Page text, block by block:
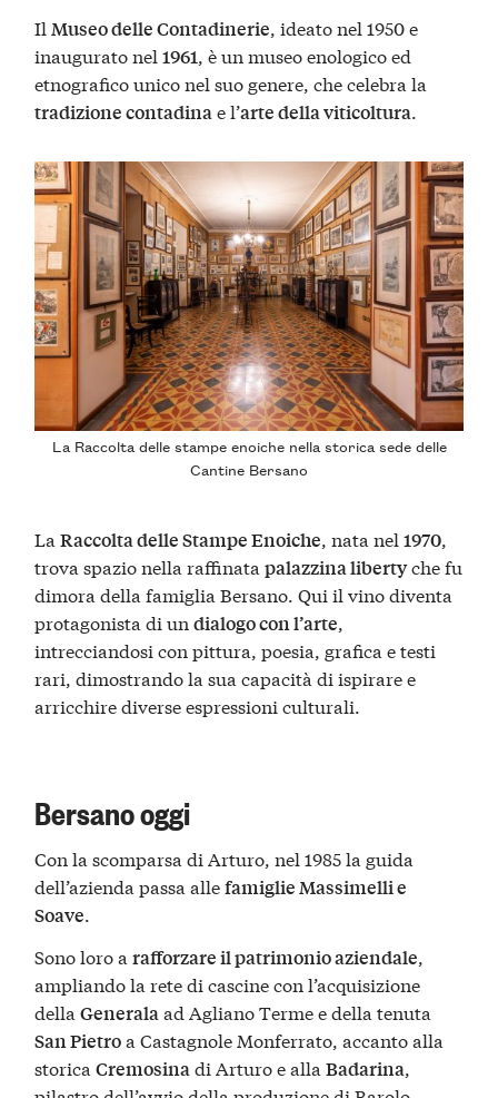
Il Museo delle Contadinerie, ideato nel 1950 e
inaugurato nel1961, è un museo enologico ed
etnografico unico nel suo genere, che celebra la
tradizione contadinae l’arte della viticoltura.
La Raccolta delle stampe enoiche nella storica sede delle
Cantine Bersano
LaRaccolta delle Stampe Enoiche, nata nel1970,
trova spazio nella raffinatapalazzina libertyche fu
dimora della famiglia Bersano. Qui il vino diventa
protagonista di undialogo con l’arte,
intrecciandosi con pittura, poesia, grafica e testi
rari, dimostrando la sua capacità di ispirare e
arricchire diverse espressioni culturali.
Bersano oggi
Con la scomparsa di Arturo, nel 1985 la guida
dell’azienda passa allefamiglie Massimelli e
Soave.
Sono loro arafforzare il patrimonio aziendale,
ampliando la rete di cascine con l’acquisizione
dellaGeneralaad Agliano Terme e della tenuta
San Pietroa Castagnole Monferrato, accanto alla
storicaCremosinadi Arturo e allaBadarina,